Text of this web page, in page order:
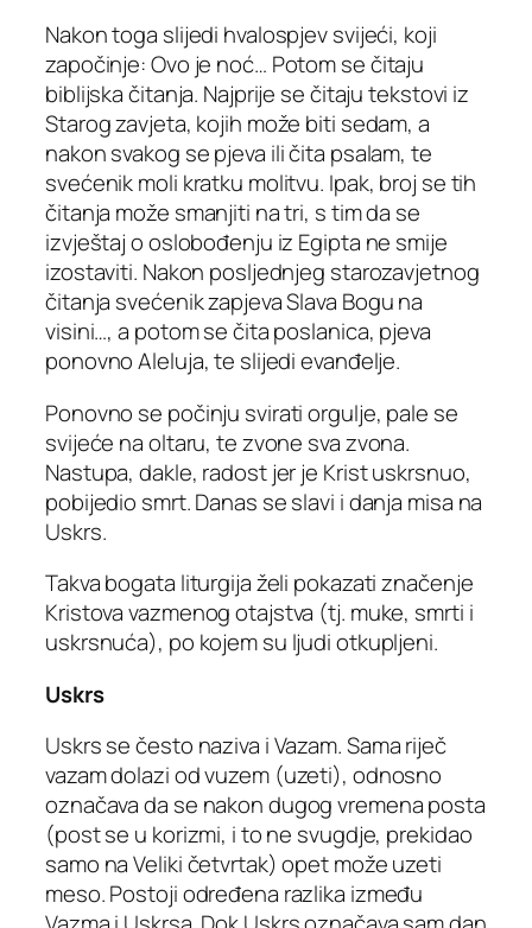
Nakon toga slijedi hvalospjev svijeći, koji
započinje: Ovo je noć… Potom se čitaju
biblijska čitanja. Najprije se čitaju tekstovi iz
Starog zavjeta, kojih može biti sedam, a
nakon svakog se pjeva ili čita psalam, te
svećenik moli kratku molitvu. Ipak, broj se tih
čitanja može smanjiti na tri, s tim da se
izvještaj o oslobođenju iz Egipta ne smije
izostaviti. Nakon posljednjeg starozavjetnog
čitanja svećenik zapjeva Slava Bogu na
visini…, a potom se čita poslanica, pjeva
ponovno Aleluja, te slijedi evanđelje.
Ponovno se počinju svirati orgulje, pale se
svijeće na oltaru, te zvone sva zvona.
Nastupa, dakle, radost jer je Krist uskrsnuo,
pobijedio smrt. Danas se slavi i danja misa na
Uskrs.
Takva bogata liturgija želi pokazati značenje
Kristova vazmenog otajstva (tj. muke, smrti i
uskrsnuća), po kojem su ljudi otkupljeni.
Uskrs
Uskrs se često naziva i Vazam. Sama riječ
vazam dolazi od vuzem (uzeti), odnosno
označava da se nakon dugog vremena posta
(post se u korizmi, i to ne svugdje, prekidao
samo na Veliki četvrtak) opet može uzeti
meso. Postoji određena razlika između